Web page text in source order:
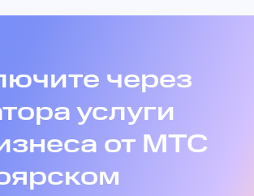
через
услуги
от МТС